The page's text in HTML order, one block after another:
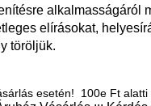
alkalmasságáról
elírásokat,
töröljük.
esetén! 100e Ft